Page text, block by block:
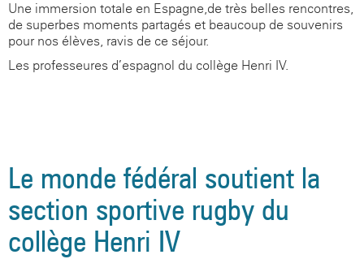
Une immersion totale en Espagne,de très belles rencontres,
de superbes moments partagés et beaucoup de souvenirs
pour nos élèves, ravis de ce séjour.
Les professeures d’espagnol du collège Henri IV.
Le monde fédéral soutient la
section sportive rugby du
collège Henri IV